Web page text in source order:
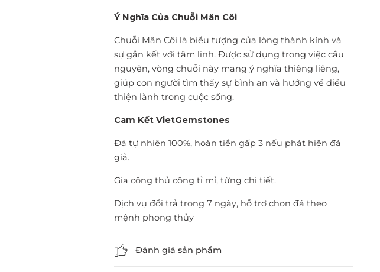
Ý Nghĩa Của Chuỗi Mân Côi
Chuỗi Mân Côi là biểu tượng của lòng thành kính và
sự gắn kết với tâm linh. Được sử dụng trong việc cầu
nguyện, vòng chuỗi này mang ý nghĩa thiêng liêng,
giúp con người tìm thấy sự bình an và hướng về điều
thiện lành trong cuộc sống.
Cam Kết VietGemstones
Đá tự nhiên 100%, hoàn tiền gấp 3 nếu phát hiện đá
giả.
Gia công thủ công tỉ mỉ, từng chi tiết.
Dịch vụ đổi trả trong 7 ngày, hỗ trợ chọn đá theo
mệnh phong thủy
Đánh giá sản phẩm